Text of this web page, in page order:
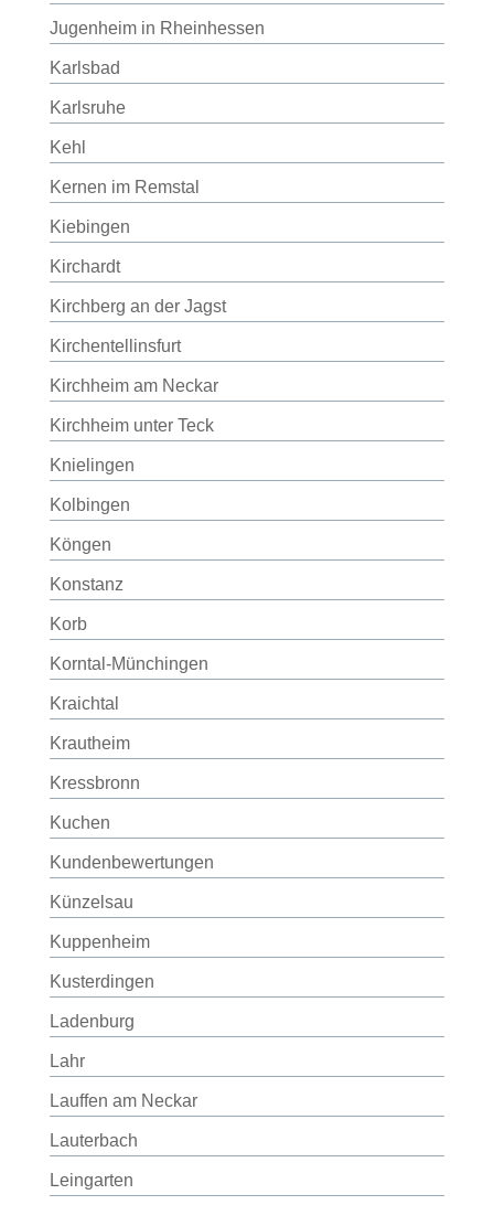
Jugenheim in Rheinhessen
Karlsbad
Karlsruhe
Kehl
Kernen im Remstal
Kiebingen
Kirchardt
Kirchberg an der Jagst
Kirchentellinsfurt
Kirchheim am Neckar
Kirchheim unter Teck
Knielingen
Kolbingen
Köngen
Konstanz
Korb
Korntal-Münchingen
Kraichtal
Krautheim
Kressbronn
Kuchen
Kundenbewertungen
Künzelsau
Kuppenheim
Kusterdingen
Ladenburg
Lahr
Lauffen am Neckar
Lauterbach
Leingarten